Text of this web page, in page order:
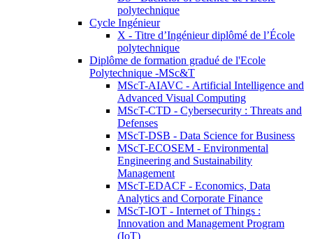
polytechnique
Cycle Ingénieur
X - Titre d’Ingénieur diplômé de l’École
polytechnique
Diplôme de formation gradué de l'Ecole
Polytechnique -MSc&T
MScT-AIAVC - Artificial Intelligence and
Advanced Visual Computing
MScT-CTD - Cybersecurity : Threats and
Defenses
MScT-DSB - Data Science for Business
MScT-ECOSEM - Environmental
Engineering and Sustainability
Management
MScT-EDACF - Economics, Data
Analytics and Corporate Finance
MScT-IOT - Internet of Things :
Innovation and Management Program
(IoT)